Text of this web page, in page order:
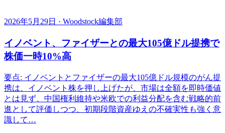
2026年5月29日 · Woodstock編集部
イノベント、ファイザーとの最大105億ドル提携で
株価一時10%高
要点: イノベントとファイザーの最大105億ドル規模のがん提
携は、イノベント株を押し上げたが、市場は全額を即時価値
とは見ず、中国権利維持や米欧での利益分配を含む戦略的前
進として評価しつつ、初期段階資産ゆえの不確実性も強く意
識して…